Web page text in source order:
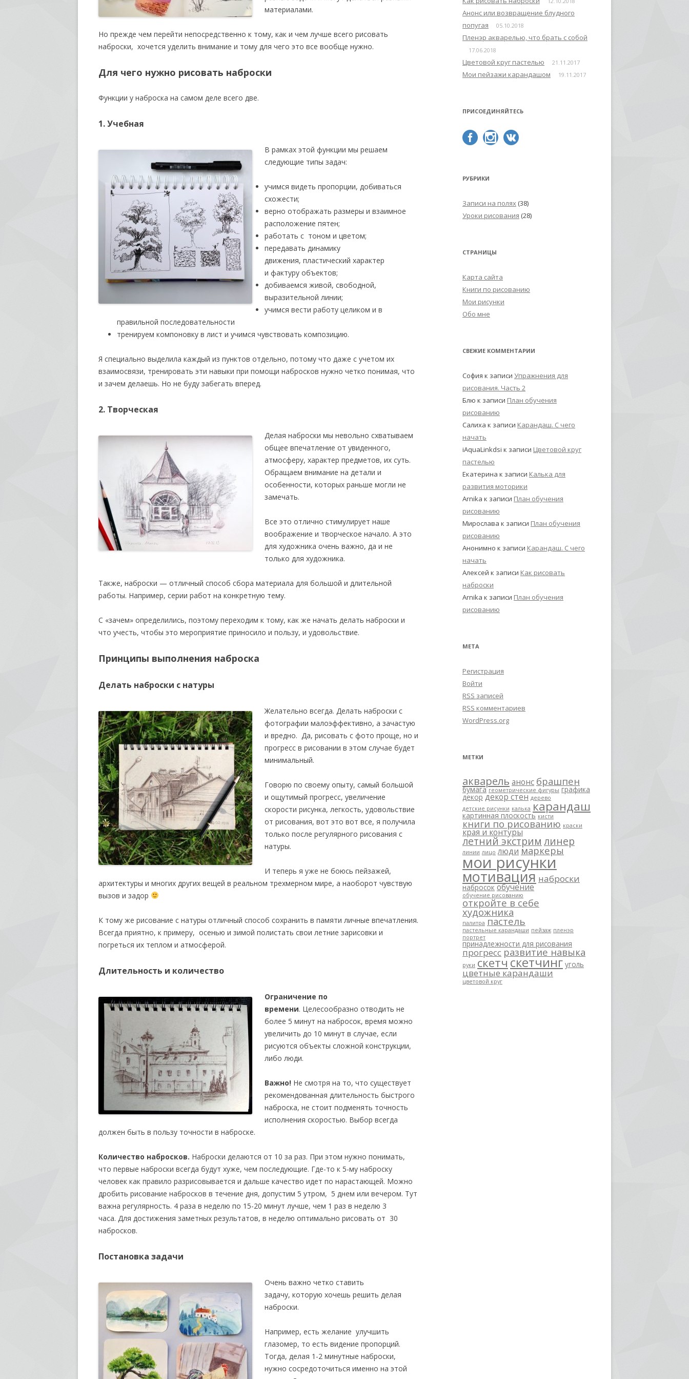
материалами.
Но прежде чем перейти непосредственно к тому, как и чем лучше всего рисовать
наброски, хочется уделить внимание и тому для чего это все вообще нужно.
Для чего нужно рисовать наброски
Функции у наброска на самом деле всего две.
1. Учебная
В рамках этой функции мы решаем
следующие типы задач:
учимся видеть пропорции, добиваться
схожести;
верно отображать размеры и взаимное
расположение пятен;
работать с тоном и цветом;
передавать динамику
движения, пластический характер
и фактуру объектов;
добиваемся живой, свободной,
выразительной линии;
учимся вести работу целиком и в
правильной последовательности
тренируем компоновку в лист и учимся чувствовать композицию.
Я специально выделила каждый из пунктов отдельно, потому что даже с учетом их
взаимосвязи, тренировать эти навыки при помощи набросков нужно четко понимая, что
и зачем делаешь. Но не буду забегать вперед.
2. Творческая
Делая наброски мы невольно схватываем
общее впечатление от увиденного,
атмосферу, характер предметов, их суть.
Обращаем внимание на детали и
особенности, которых раньше могли не
замечать.
Все это отлично стимулирует наше
воображение и творческое начало. А это
для художника очень важно, да и не
только для художника.
Также, наброски — отличный способ сбора материала для большой и длительной
работы. Например, серии работ на конкретную тему.
С «зачем» определились, поэтому переходим к тому, как же начать делать наброски и
что учесть, чтобы это мероприятие приносило и пользу, и удовольствие.
Принципы выполнения наброска
Делать наброски с натуры
Желательно всегда. Делать наброски с
фотографии малоэффективно, а зачастую
и вредно. Да, рисовать с фото проще, но и
прогресс в рисовании в этом случае будет
минимальный.
Говорю по своему опыту, самый большой
и ощутимый прогресс, увеличение
скорости рисунка, легкость, удовольствие
от рисования, вот это вот все, я получила
только после регулярного рисования с
натуры.
И теперь я уже не боюсь пейзажей,
архитектуры и многих других вещей в реальном трехмерном мире, а наоборот чувствую
вызов и задор
К тому же рисование с натуры отличный способ сохранить в памяти личные впечатления.
Всегда приятно, к примеру, осенью и зимой полистать свои летние зарисовки и
погреться их теплом и атмосферой.
Длительность и количество
Ограничение по
времени. Целесообразно отводить не
более 5 минут на набросок, время можно
увеличить до 10 минут в случае, если
рисуются объекты сложной конструкции,
либо люди.
Важно! Не смотря на то, что существует
рекомендованная длительность быстрого
наброска, не стоит подменять точность
исполнения скоростью. Выбор всегда
должен быть в пользу точности в наброске.
Количество набросков. Наброски делаются от 10 за раз. При этом нужно понимать,
что первые наброски всегда будут хуже, чем последующие. Где-то к 5-му наброску
человек как правило разрисовывается и дальше качество идет по нарастающей. Можно
дробить рисование набросков в течение дня, допустим 5 утром, 5 днем или вечером. Тут
важна регулярность. 4 раза в неделю по 15-20 минут лучше, чем 1 раз в неделю 3
часа. Для достижения заметных результатов, в неделю оптимально рисовать от 30
набросков.
Постановка задачи
Очень важно четко ставить
задачу, которую хочешь решить делая
наброски.
Например, есть желание улучшить
глазомер, то есть видение пропорций.
Тогда, делая 1-2 минутные наброски,
нужно сосредоточиться именно на этой
Анонс или возвращение блудного
попугая
05.10.2018
Пленэр акварелью, что брать с собой
17.06.2018
Цветовой круг пастелью 21.11.2017
Мои пейзажи карандашом 19.11.2017
ПРИСОЕДИНЯЙТЕСЬ
РУБРИКИ
Записи на полях (38)
Уроки рисования (28)
СТРАНИЦЫ
Карта сайта
Книги по рисованию
Мои рисунки
Обо мне
СВЕЖИЕ КОММЕНТАРИИ
София к записи Упражнения для
рисования. Часть 2
Блю к записи План обучения
рисованию
Салиха к записи Карандаш. С чего
начать
iAquaLinkdsi к записи Цветовой круг
пастелью
Екатерина к записи Калька для
развития моторики
Arnika к записи План обучения
рисованию
Мирослава к записи План обучения
рисованию
Анонимно к записи Карандаш. С чего
начать
Алексей к записи Как рисовать
наброски
Arnika к записи План обучения
рисованию
МЕТА
Регистрация
Войти
RSS записей
RSS комментариев
WordPress.org
МЕТКИ
акварель анонс брашпен
бумага геометрические фигуры графика
декор декор стен дерево
детские рисунки калька карандаш
картинная плоскость кисти
книги по рисованию краски
края и контуры
летний экстрим линер
линии лицо люди маркеры
мои рисунки
мотивация наброски
набросок обучение
обучение рисованию
откройте в себе
художника
палитра пастель
пастельные карандаши пейзаж пленэр
портрет
принадлежности для рисования
прогресс развитие навыка
руки скетчскетчинг уголь
цветные карандаши
цветовой круг